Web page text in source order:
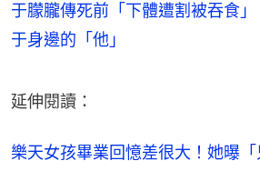
于朦朧傳死前「下體遭割被吞食
于身邊的「他」
延伸閱讀：
樂天女孩畢業回憶差很大！她曝